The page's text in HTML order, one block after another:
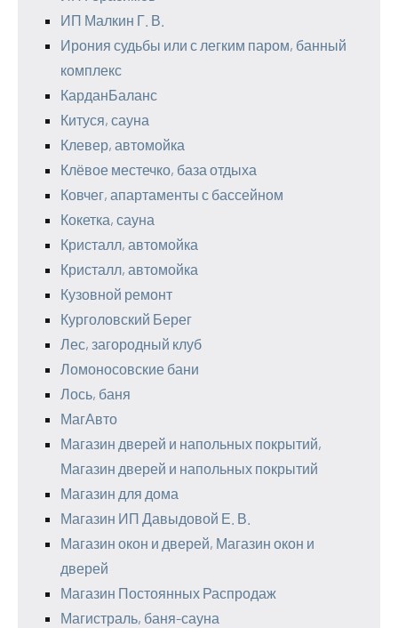
ИП Малкин Г. В.
Ирония судьбы или с легким паром, банный
комплекс
КарданБаланс
Китуся, сауна
Клевер, автомойка
Клёвое местечко, база отдыха
Ковчег, апартаменты с бассейном
Кокетка, сауна
Кристалл, автомойка
Кристалл, автомойка
Кузовной ремонт
Курголовский Берег
Лес, загородный клуб
Ломоносовские бани
Лось, баня
МагАвто
Магазин дверей и напольных покрытий,
Магазин дверей и напольных покрытий
Магазин для дома
Магазин ИП Давыдовой Е. В.
Магазин окон и дверей, Магазин окон и
дверей
Магазин Постоянных Распродаж
Магистраль, баня-сауна